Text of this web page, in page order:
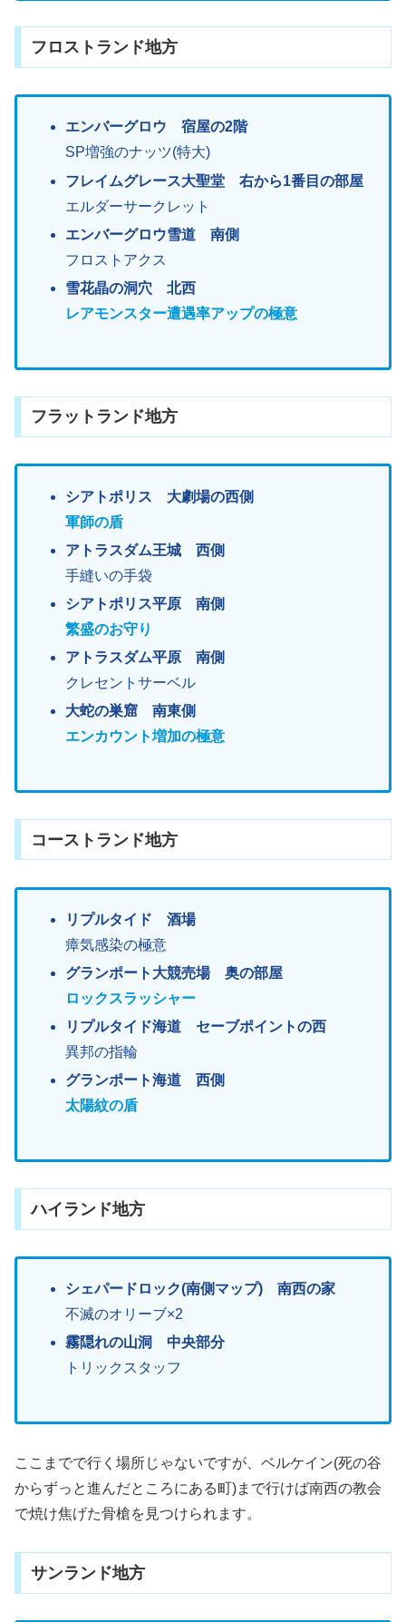
フロストランド地方
エンバーグロウ 宿屋の2階
SP増強のナッツ(特大)
フレイムグレース大聖堂 右から1番目の部屋
エルダーサークレット
エンバーグロウ雪道 南側
フロストアクス
雪花晶の洞穴 北西
レアモンスター遭遇率アップの極意
フラットランド地方
シアトポリス 大劇場の西側
軍師の盾
アトラスダム王城 西側
手縫いの手袋
シアトポリス平原 南側
繁盛のお守り
アトラスダム平原 南側
クレセントサーベル
大蛇の巣窟 南東側
エンカウント増加の極意
コーストランド地方
リプルタイド 酒場
瘴気感染の極意
グランポート大競売場 奥の部屋
ロックスラッシャー
リプルタイド海道 セーブポイントの西
異邦の指輪
グランポート海道 西側
太陽紋の盾
ハイランド地方
シェパードロック(南側マップ) 南西の家
不滅のオリーブ×2
霧隠れの山洞 中央部分
トリックスタッフ
ここまでで行く場所じゃないですが、ベルケイン(死の谷
からずっと進んだところにある町)まで行けば南西の教会
で焼け焦げた骨槍を見つけられます。
サンランド地方